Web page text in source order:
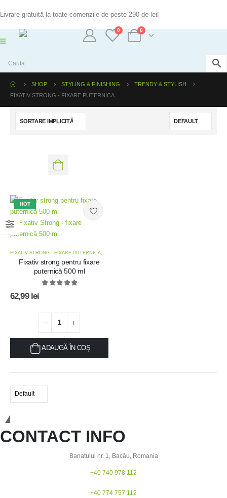
Livrare gratuită la toate comenzile de peste 290 de lei!
0 0
SHOP STYLING & FINISHING
TRENDY & STYLISH
FIXATIV STRONG - FIXARE PUTERNICA
HOT
FIXATIV STRONG - FIXARE PUTERNICA, OFERTE
Fixativ strong pentru fixare
puternică 500 ml
62,99 lei
ADAUGĂ ÎN COȘ
CONTACT INFO
Banatului nr. 1, Bacău, Romania
+40 740 978 112
+40 774 757 112